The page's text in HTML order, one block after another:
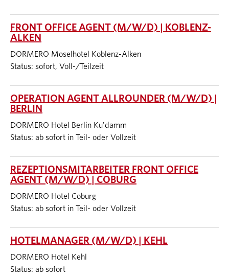
FRONT OFFICE AGENT (M/W/D) | KOBLENZ-
ALKEN
DORMERO Moselhotel Koblenz-Alken
Status: sofort, Voll-/Teilzeit
OPERATION AGENT ALLROUNDER (M/W/D) |
BERLIN
DORMERO Hotel Berlin Ku'damm
Status: ab sofort in Teil- oder Vollzeit
REZEPTIONSMITARBEITER FRONT OFFICE
AGENT (M/W/D) | COBURG
DORMERO Hotel Coburg
Status: ab sofort in Teil- oder Vollzeit
HOTELMANAGER (M/W/D) | KEHL
DORMERO Hotel Kehl
Status: ab sofort